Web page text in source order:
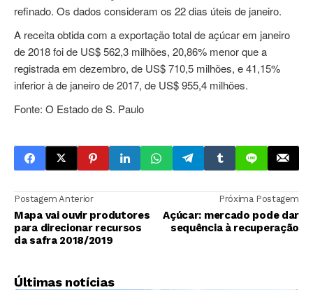
refinado. Os dados consideram os 22 dias úteis de janeiro.
A receita obtida com a exportação total de açúcar em janeiro
de 2018 foi de US$ 562,3 milhões, 20,86% menor que a
registrada em dezembro, de US$ 710,5 milhões, e 41,15%
inferior à de janeiro de 2017, de US$ 955,4 milhões.
Fonte: O Estado de S. Paulo
Postagem Anterior
Mapa vai ouvir produtores
para direcionar recursos
da safra 2018/2019
Próxima Postagem
Açúcar: mercado pode dar
sequência à recuperação
Últimas notícias